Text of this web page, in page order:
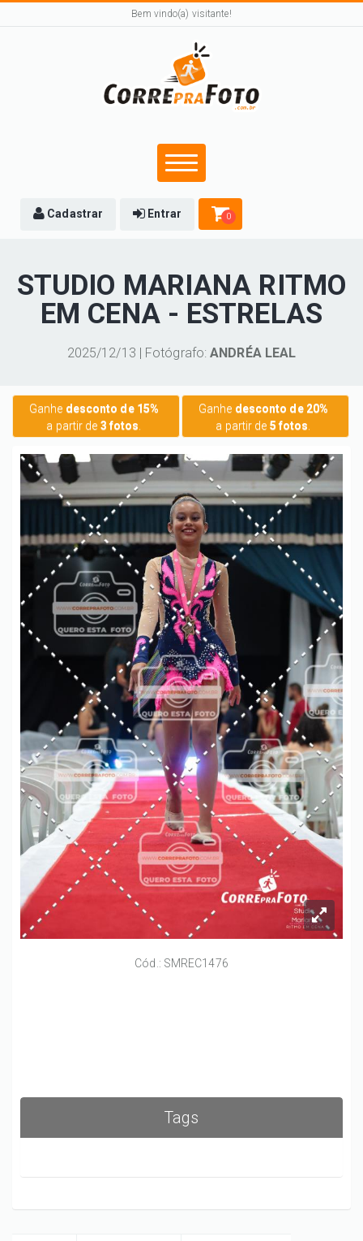
Bem vindo(a) visitante!
Cadastrar Entrar 0
STUDIO MARIANA RITMO
EM CENA - ESTRELAS
2025/12/13 | Fotógrafo:ANDRÉA LEAL
Ganhe desconto de 15%
a partir de 3 fotos
Ganhe desconto de 20%
a partir de 5 fotos
Cód.: SMREC1476
Tags